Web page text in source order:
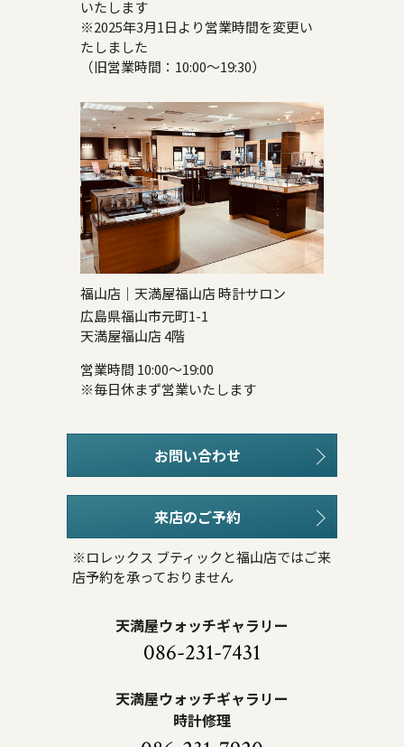
いたします
※2025年3月1日より営業時間を変更い
たしました
（旧営業時間：10:00～19:30）
福山店｜天満屋福山店 時計サロン
広島県福山市元町1-1
天満屋福山店 4階
営業時間 10:00～19:00
※毎日休まず営業いたします
お問い合わせ
来店のご予約
※ロレックス ブティックと福山店ではご来
店予約を承っておりません
天満屋ウォッチギャラリー
086-231-7431
天満屋ウォッチギャラリー
時計修理